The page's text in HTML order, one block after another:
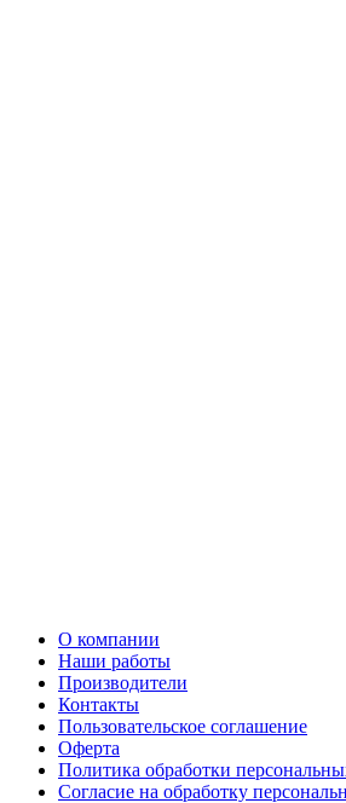
О компании
Наши работы
Производители
Контакты
Пользовательское соглашение
Оферта
Политика обработки
Согласие на обработку